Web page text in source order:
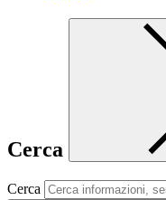
Cerca
Cerca